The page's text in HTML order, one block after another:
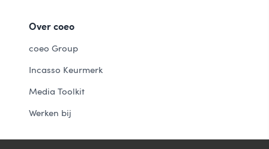
Over coeo
coeo Group
Incasso Keurmerk
Media Toolkit
Werken bij